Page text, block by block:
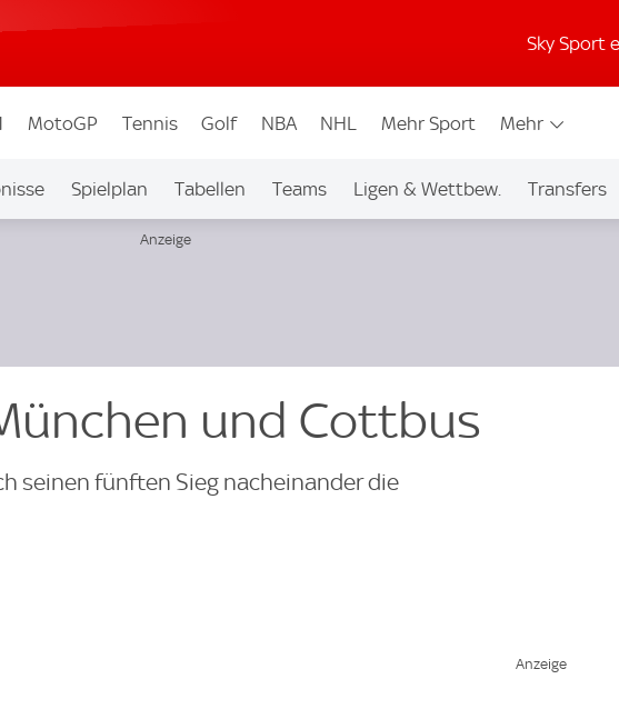
Sky Sport
MotoGP Tennis Golf NBA NHL Mehr Sport Mehr
Spielplan Tabellen Teams Ligen & Wettbew. Transfers
und Cottbus
seinen fünften Sieg nacheinander die